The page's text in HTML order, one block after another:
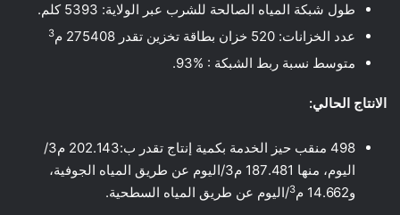
طول شبكة المياه الصالحة للشرب عبر الولاية: 5393 كلم.
عدد الخزانات: 520 خزان بطاقة تخزين تقدر 275408 م
3
متوسط نسبة ربط الشبكة : %93.
الانتاج الحالي:
498 منقب حيز الخدمة بكمية إنتاج تقدر ب:202.143 م3/
اليوم، منها 187.481 م3/اليوم عن طريق المياه الجوفية،
و14.662 م
3/اليوم عن طريق المياه السطحية.